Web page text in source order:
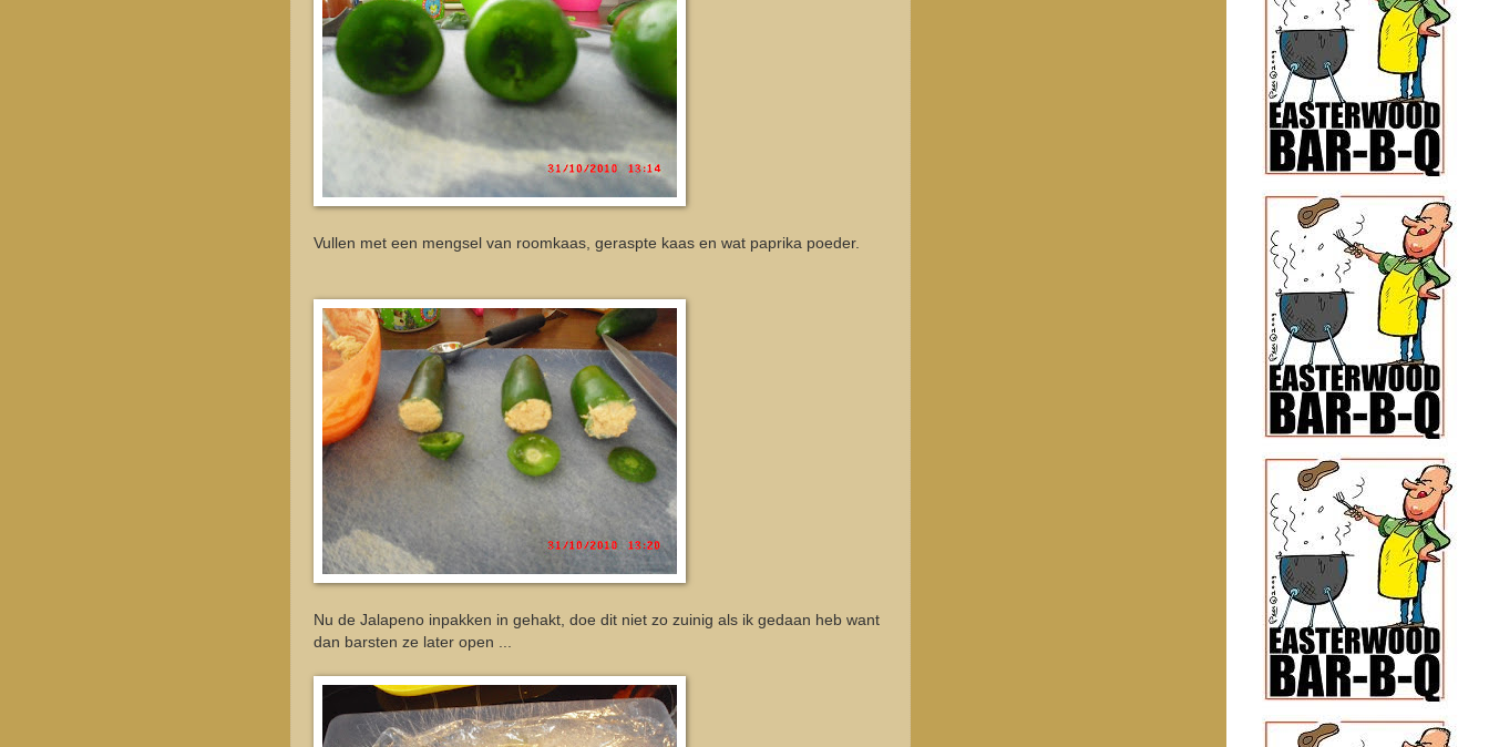
Vullen met een mengsel van roomkaas, geraspte kaas en wat paprika poeder.
Nu de Jalapeno inpakken in gehakt, doe dit niet zo zuinig als ik gedaan heb want
dan barsten ze later open ...